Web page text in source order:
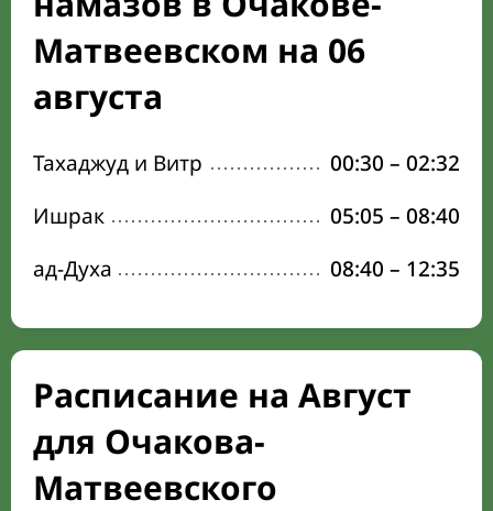
Матвеевском на 06
августа
Тахаджуд и Витр 00:30 – 02:32
Ишрак
05:05 – 08:40
ад-Духа
08:40 – 12:35
Расписание на Август
для Очакова-
Матвеевского